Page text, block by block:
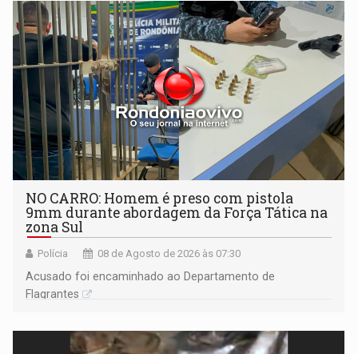
NO CARRO: Homem é preso com pistola
9mm durante abordagem da Força Tática na
zona Sul
Polícia 08 de Agosto de 2026 às 07:30
Acusado foi encaminhado ao Departamento de
Flagrantes